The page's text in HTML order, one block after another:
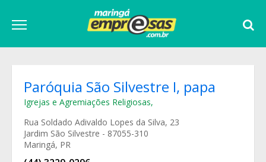
Paróquia São Silvestre I, papa
Igrejas e Agremiações Religiosas,
Rua Soldado Adivaldo Lopes da Silva, 23
Jardim São Silvestre - 87055-310
Maringá, PR